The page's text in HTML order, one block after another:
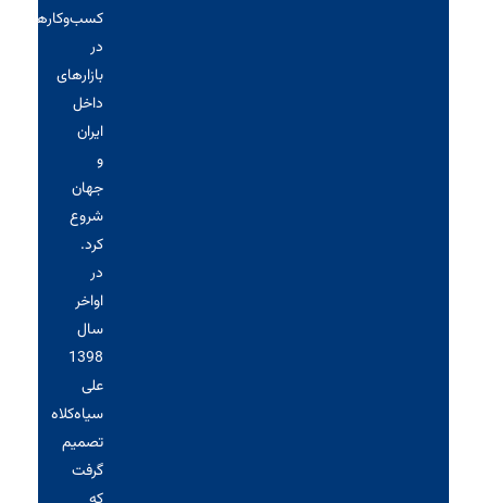
کسب‌وکارها
در
بازارهای
داخل
ایران
و
جهان
شروع
کرد.
در
اواخر
سال
1398
علی
سیاه‌کلاه
تصمیم
گرفت